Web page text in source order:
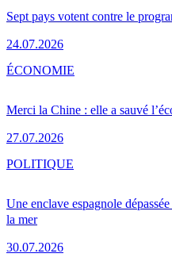
Sept pays votent contre le
24.07.2026
Merci la Chine : elle a sauvé
27.07.2026
ÉCONOMIE
Une enclave espagnole
la mer
30.07.2026
POLITIQUE